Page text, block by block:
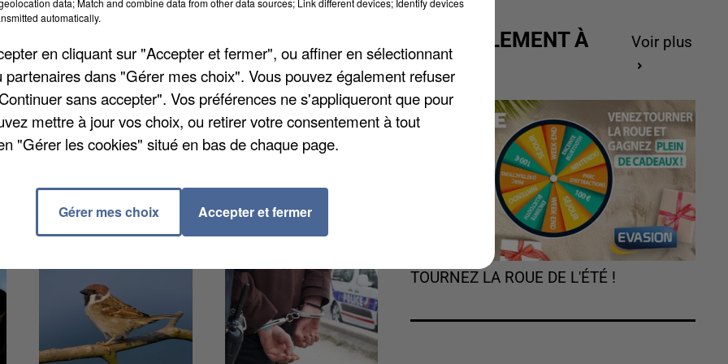
En Essonne, ils sont trois : Evry –
Châtillon. Ce label « cité éducative » doit permettre
et périscolaire » autour d'un « label d'excellence ».
par le gouvernement pour élaborer des
âgés de 3 jusqu'à 25 ans dans les quartiers
seront choisis prochainement pour expérimenter ce
ACTUELLEMENT À
GAGNER
Voir plus
TOURNEZ LA ROUE DE L'ÉTÉ !
automatically.
en cliquant sur "Accepter et fermer", ou affiner en sélectionnant
partenaires dans "Gérer mes choix". Vous pouvez également refuser
sans accepter". Vos préférences ne s'appliqueront que pour
mettre à jour vos choix, ou retirer votre consentement à tout
"Gérer les cookies" situé en bas de chaque page.
Gérer mes choix Accepter et fermer